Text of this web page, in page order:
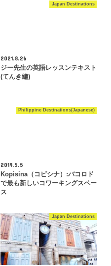
Japan Destinations
2021.8.26
ジー先生の英語レッスンテキスト
(てんき編)
Philippine Destinations(Japanese)
2019.5.5
Kopisina（コピシナ）:バコロド
で最も新しいコワーキングスペー
ス
Japan Destinations